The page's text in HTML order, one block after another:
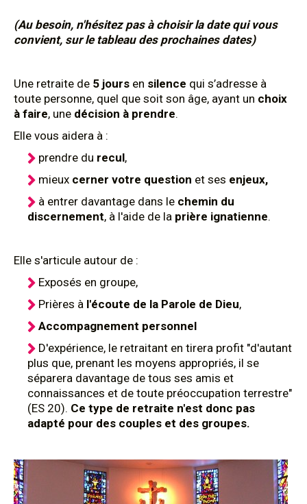
(Au besoin, n'hésitez pas à choisir la date qui vous
convient, sur le tableau des prochaines dates)
Une retraite de 5 jours en silence qui s’adresse à
toute personne, quel que soit son âge, ayant un choix
à faire, une décision à prendre.
Elle vous aidera à :
prendre du recul,
mieux cerner votre question et ses enjeux,
à entrer davantage dans le chemin du
discernement, à l'aide de la prière ignatienne.
Elle s'articule autour de :
Exposés en groupe,
Prières à l'écoute de la Parole de Dieu,
Accompagnement personnel
D'expérience, le retraitant en tirera profit "d'autant
plus que, prenant les moyens appropriés, il se
séparera davantage de tous ses amis et
connaissances et de toute préoccupation terrestre"
(ES 20). Ce type de retraite n'est donc pas
adapté pour des couples et des groupes.